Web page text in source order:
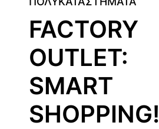
FACTORY
OUTLET:
SMART
SHOPPING!